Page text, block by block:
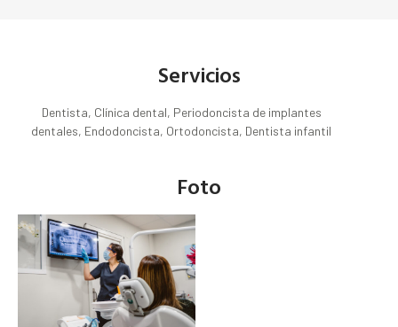
Servicios
Dentista, Clínica dental, Periodoncista de implantes
dentales, Endodoncista, Ortodoncista, Dentista infantil
Foto